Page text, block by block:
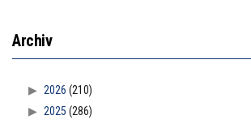
Archiv
2026 (210)
2025 (286)